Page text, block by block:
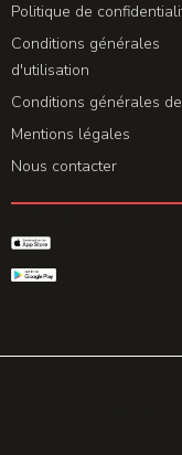
Politique de
Conditions générales
d'utilisation
Conditions générales
Mentions légales
Nous contacter